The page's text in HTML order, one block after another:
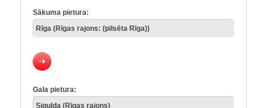
Sākuma pietura:
Gala pietura: